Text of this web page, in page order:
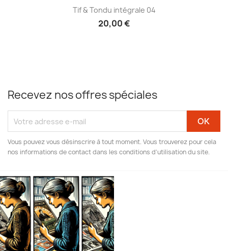
Tif & Tondu intégrale 04
20,00 €
Recevez nos offres spéciales
Vous pouvez vous désinscrire à tout moment. Vous trouverez pour cela
nos informations de contact dans les conditions d'utilisation du site.